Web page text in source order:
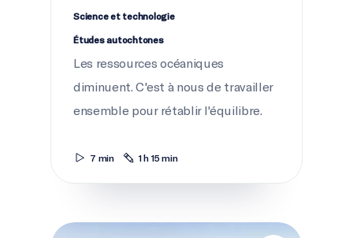
Science et technologie
Études autochtones
Les ressources océaniques
diminuent. C'est à nous de travailler
ensemble pour rétablir l'équilibre.
7 min 1 h 15 min
Eaux inexplorées